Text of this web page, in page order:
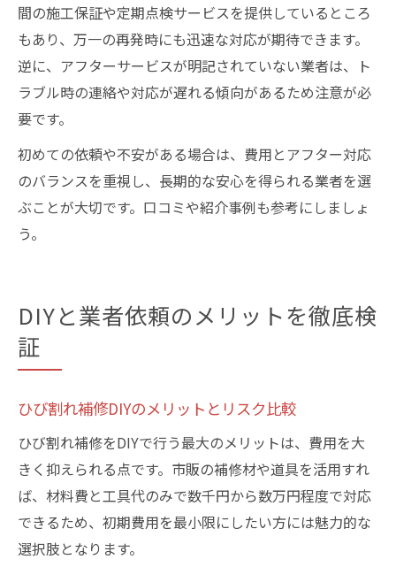
間の施工保証や定期点検サービスを提供しているところ
もあり、万一の再発時にも迅速な対応が期待できます。
逆に、アフターサービスが明記されていない業者は、ト
ラブル時の連絡や対応が遅れる傾向があるため注意が必
要です。
初めての依頼や不安がある場合は、費用とアフター対応
のバランスを重視し、長期的な安心を得られる業者を選
ぶことが大切です。口コミや紹介事例も参考にしましょ
う。
DIYと業者依頼のメリットを徹底検
証
ひび割れ補修DIYのメリットとリスク比較
ひび割れ補修をDIYで行う最大のメリットは、費用を大
きく抑えられる点です。市販の補修材や道具を活用すれ
ば、材料費と工具代のみで数千円から数万円程度で対応
できるため、初期費用を最小限にしたい方には魅力的な
選択肢となります。